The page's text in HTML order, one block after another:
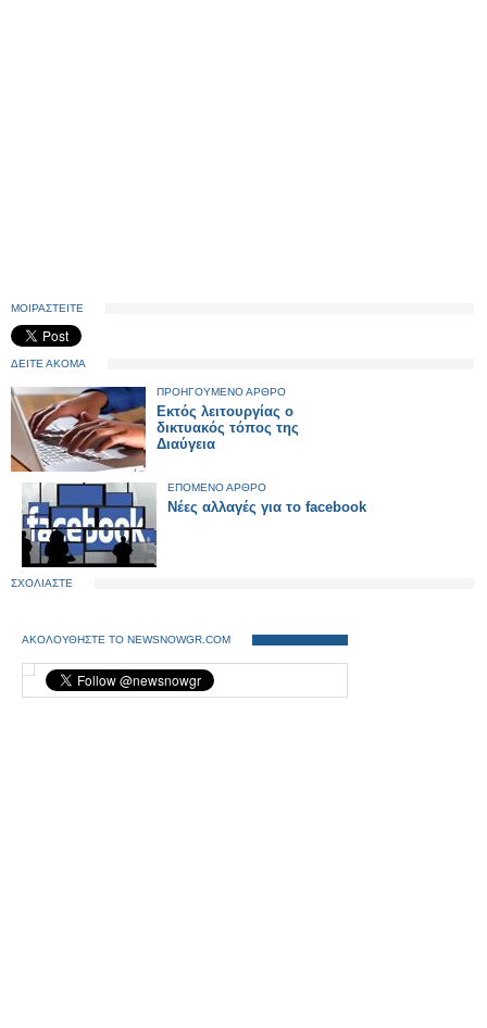
ΜΟΙΡΑΣΤΕΙΤΕ
ΔΕΙΤΕ ΑΚΟΜΑ
ΠΡΟΗΓΟΥΜΕΝΟ ΑΡΘΡΟ
Εκτός λειτουργίας ο
δικτυακός τόπος της
Διαύγεια
ΕΠΟΜΕΝΟ ΑΡΘΡΟ
Νέες αλλαγές για το facebook
ΣΧΟΛΙΑΣΤΕ
ΑΚΟΛΟΥΘΗΣΤΕ ΤΟ NEWSNOWGR.COM